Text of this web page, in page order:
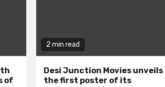
of
2 min read
Desi Junction Movies unveils
the first poster of its